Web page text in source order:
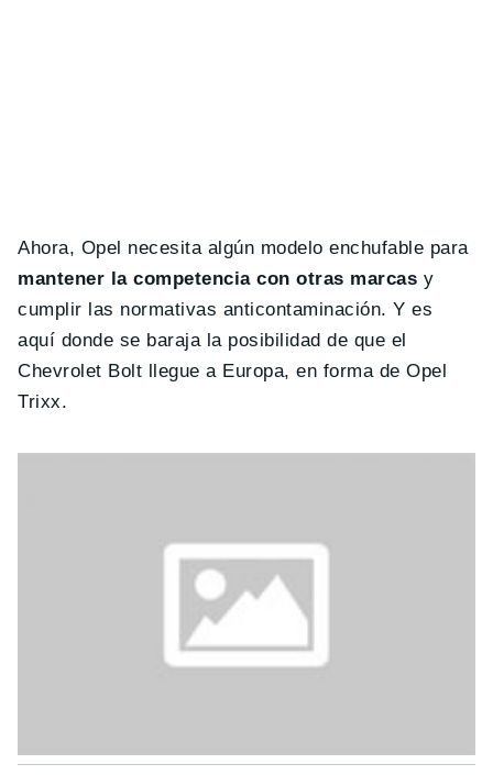
Ahora, Opel necesita algún modelo enchufable para
mantener la competencia con otras marcas y
cumplir las normativas anticontaminación. Y es
aquí donde se baraja la posibilidad de que el
Chevrolet Bolt llegue a Europa, en forma de Opel
Trixx.